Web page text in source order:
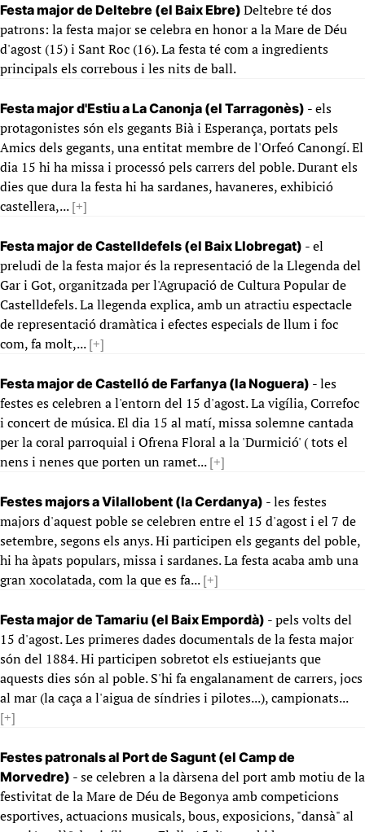
Festa major de Deltebre (el Baix Ebre) Deltebre té dos
patrons: la festa major se celebra en honor a la Mare de Déu
d'agost (15) i Sant Roc (16). La festa té com a ingredients
principals els correbous i les nits de ball.
Festa major d'Estiu a La Canonja (el Tarragonès) - els
protagonistes són els gegants Bià i Esperança, portats pels
Amics dels gegants, una entitat membre de l'Orfeó Canongí. El
dia 15 hi ha missa i processó pels carrers del poble. Durant els
dies que dura la festa hi ha sardanes, havaneres, exhibició
castellera,...[+]
Festa major de Castelldefels (el Baix Llobregat) - el
preludi de la festa major és la representació de la Llegenda del
Gar i Got, organitzada per l'Agrupació de Cultura Popular de
Castelldefels. La llegenda explica, amb un atractiu espectacle
de representació dramàtica i efectes especials de llum i foc
com, fa molt,...[+]
Festa major de Castelló de Farfanya (la Noguera) - les
festes es celebren a l'entorn del 15 d'agost. La vigília, Correfoc
i concert de música. El dia 15 al matí, missa solemne cantada
per la coral parroquial i Ofrena Floral a la 'Durmició' ( tots el
nens i nenes que porten un ramet...[+]
Festes majors a Vilallobent (la Cerdanya) - les festes
majors d'aquest poble se celebren entre el 15 d'agost i el 7 de
setembre, segons els anys. Hi participen els gegants del poble,
hi ha àpats populars, missa i sardanes. La festa acaba amb una
gran xocolatada, com la que es fa...[+]
Festa major de Tamariu (el Baix Empordà) - pels volts del
15 d'agost. Les primeres dades documentals de la festa major
són del 1884. Hi participen sobretot els estiuejants que
aquests dies són al poble. S'hi fa engalanament de carrers, jocs
al mar (la caça a l'aigua de síndries i pilotes...), campionats...
[+]
Festes patronals al Port de Sagunt (el Camp de
Morvedre) - se celebren a la dàrsena del port amb motiu de la
festivitat de la Mare de Déu de Begonya amb competicions
esportives, actuacions musicals, bous, exposicions, "dansà" al